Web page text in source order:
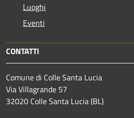
Luoghi
Eventi
CONTATTI
Comune di Colle Santa Lucia
Via Villagrande 57
32020 Colle Santa Lucia (BL)